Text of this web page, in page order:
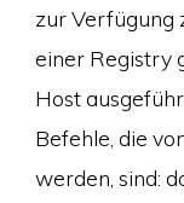
zur Verfügung
einer Registry
Host
Befehle, die
werden, sind: